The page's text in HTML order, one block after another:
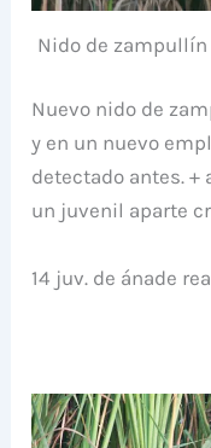
Nido de zampullín
Nuevo nido de
y en un nuevo
detectado antes. +
un juvenil aparte
14 juv. de ánade